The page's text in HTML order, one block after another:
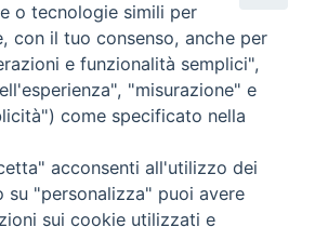
o tecnologie simili per
con il tuo consenso, anche per
e funzionalità semplici",
"misurazione" e
come specificato nella
acconsenti all'utilizzo dei
su "personalizza" puoi avere
sui cookie utilizzati e